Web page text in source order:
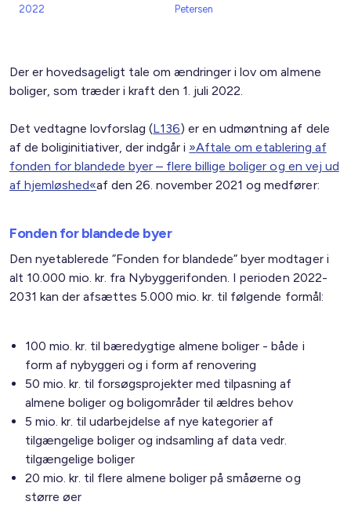
2022
Petersen
Der er hovedsageligt tale om ændringer i lov om almene
boliger, som træder i kraft den 1. juli 2022.
Det vedtagne lovforslag (L136) er en udmøntning af dele
af de boliginitiativer, der indgår i »Aftale om etablering af
fonden for blandede byer – flere billige boliger og en vej ud
af hjemløshed«af den 26. november 2021 og medfører:
Fonden for blandede byer
Den nyetablerede ”Fonden for blandede” byer modtager i
alt 10.000 mio. kr. fra Nybyggerifonden. I perioden 2022-
2031 kan der afsættes 5.000 mio. kr. til følgende formål:
100 mio. kr. til bæredygtige almene boliger - både i
form af nybyggeri og i form af renovering
50 mio. kr. til forsøgsprojekter med tilpasning af
almene boliger og boligområder til ældres behov
5 mio. kr. til udarbejdelse af nye kategorier af
tilgængelige boliger og indsamling af data vedr.
tilgængelige boliger
20 mio. kr. til flere almene boliger på småøerne og
større øer